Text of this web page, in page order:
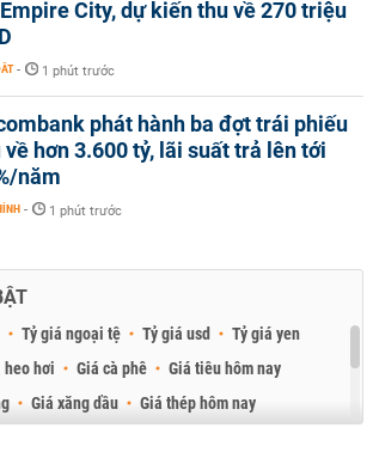
City, dự kiến thu về 270 triệu
- 1 phút trước
phát hành ba đợt trái phiếu
về hơn 3.600 tỷ, lãi suất trả lên tới
năm
- 1 phút trước
Tỷ giá ngoại tệ Tỷ giá usd
Tỷ giá yen
heo hơi Giá cà phê
Giá tiêu hôm nay
Giá xăng dầu
Giá thép hôm nay